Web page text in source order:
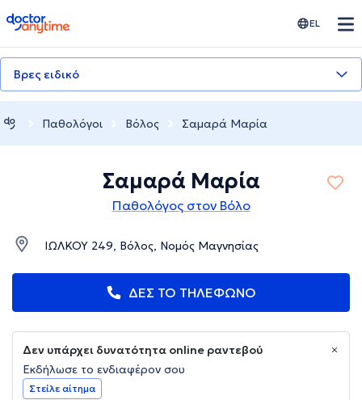
doctoranytime EL
Βρες ειδικό
Παθολόγοι Βόλος Σαμαρά Μαρία
Σαμαρά Μαρία
Παθολόγος στον Βόλο
ΙΩΛΚΟΥ 249, Βόλος, Νομός Μαγνησίας
ΔΕΣ ΤΟ ΤΗΛΕΦΩΝΟ
Δεν υπάρχει δυνατότητα online ραντεβού
Εκδήλωσε το ενδιαφέρον σου
Στείλε αίτημα